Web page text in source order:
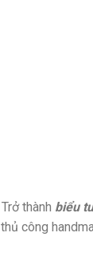
Trở thành biểu
thủ công